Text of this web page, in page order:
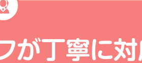
が丁寧に